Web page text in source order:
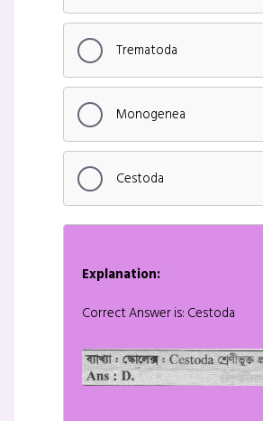
Trematoda
Monogenea
Cestoda
Explanation:
Correct Answer is: Cestoda